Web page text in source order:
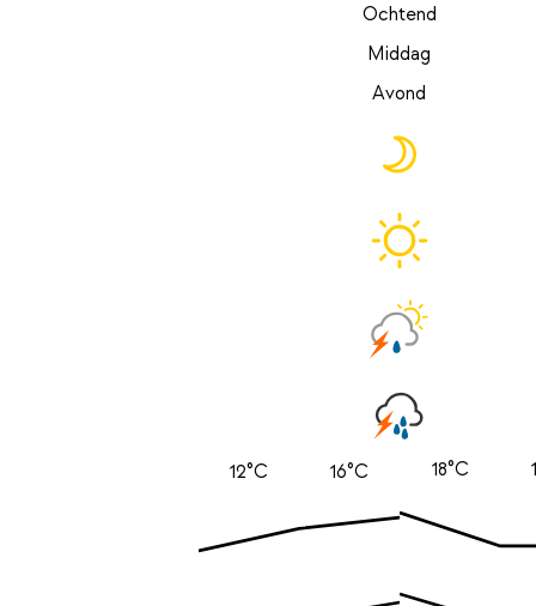
Ochtend
Middag
Avond
12°C 16°C 18°C